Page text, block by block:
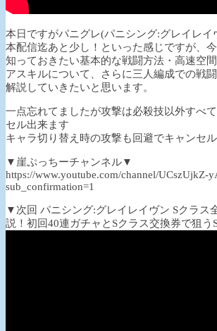
本日ですがパニグレ(パニシング:グレイレイ
本配信迄あと少し！といった感じですが、
知っておきたい基本的な戦闘方法・高速空
アスキルについて、さらに三人編成での戦
解説していきたいと思います。
一点忘れてましたが攻撃は必殺技以外すべ
セル出来ます
キャラ切り替え時の攻撃も回避でキャンセル
▼崖ぷっちーチャンネル▼
https://www.youtube.com/channel/UCszUjkZ-
sub_confirmation=1
▼次回 パニシング:グレイレイヴン Sクラス
説！初回40連ガチャとSクラス交換券で狙